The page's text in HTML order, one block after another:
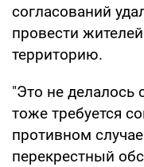
согласований
провести
территорию.
"Это не делалось
тоже требуется
противном
перекрестный